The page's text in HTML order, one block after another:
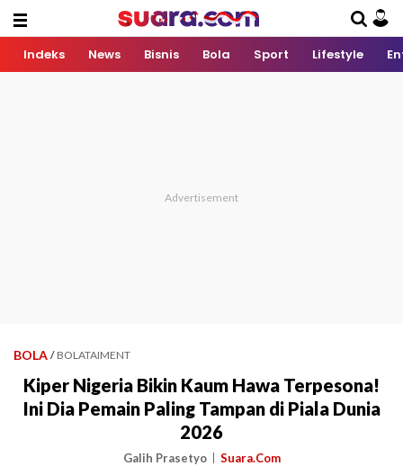
Indeks News Bisnis Bola Sport Lifestyle
BOLA / BOLATAIMENT
Kiper Nigeria Bikin Kaum Hawa Terpesona!
Ini Dia Pemain Paling Tampan di Piala Dunia
2026
Galih Prasetyo Suara.Com